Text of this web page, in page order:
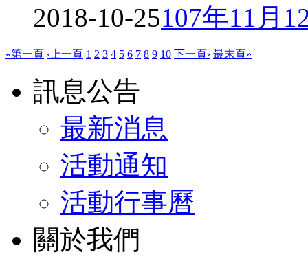
2018-10-25107年11月
«第一頁 ‹上一頁 1 2 3 4 5 6 7 8 9 10 下一頁› 最末頁»
訊息公告
最新消息
活動通知
活動行事曆
關於我們